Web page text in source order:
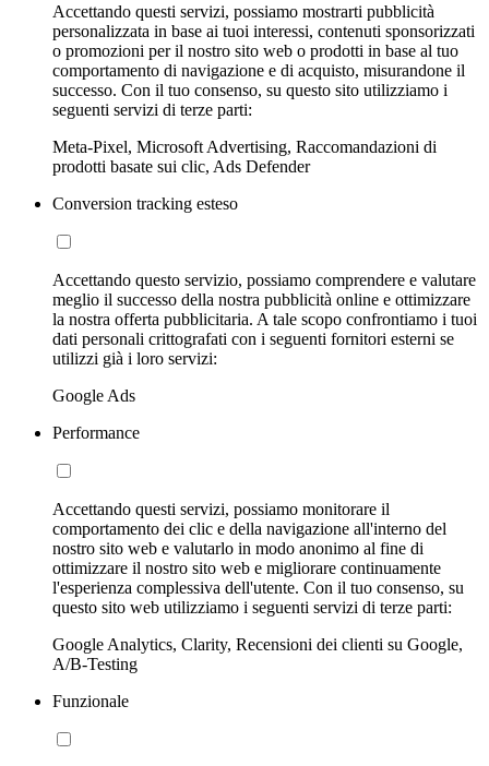
Accettando questi servizi, possiamo mostrarti pubblicità
personalizzata in base ai tuoi interessi, contenuti sponsorizzati
o promozioni per il nostro sito web o prodotti in base al tuo
comportamento di navigazione e di acquisto, misurandone il
successo. Con il tuo consenso, su questo sito utilizziamo i
seguenti servizi di terze parti:
Meta-Pixel, Microsoft Advertising, Raccomandazioni di
prodotti basate sui clic, Ads Defender
Conversion tracking esteso
Accettando questo servizio, possiamo comprendere e valutare
meglio il successo della nostra pubblicità online e ottimizzare
la nostra offerta pubblicitaria. A tale scopo confrontiamo i tuoi
dati personali crittografati con i seguenti fornitori esterni se
utilizzi già i loro servizi:
Google Ads
Performance
Accettando questi servizi, possiamo monitorare il
comportamento dei clic e della navigazione all'interno del
nostro sito web e valutarlo in modo anonimo al fine di
ottimizzare il nostro sito web e migliorare continuamente
l'esperienza complessiva dell'utente. Con il tuo consenso, su
questo sito web utilizziamo i seguenti servizi di terze parti:
Google Analytics, Clarity, Recensioni dei clienti su Google,
A/B-Testing
Funzionale